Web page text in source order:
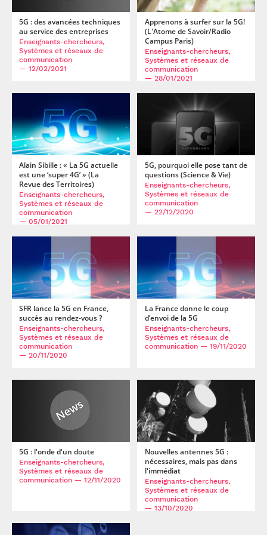
, Oct 2014, Rome, Italy. ⟨hal-02287191⟩
Zeinab Mhanna, Alain Sibille. Monostatic Vs. Bistatic
Backscattering gain for UWB RFID Real Time Location
Systems Z.Mhanna.COST IC1004, Sep 2014, Krakow,
Poland.⟨hal-01188065⟩
Alain Sibille. Statistical modeling of antennas in the context
Alain Sibille. Analysis of Alice-Bob-Eve scenarios for secret
key generation from random channels.URSI-GASS 2014
Aug 2014, Beijing, China.⟨hal-02288412⟩
A. Hadjem, Nadège Varsier, Emmanuelle Conil, A. Krayni,
Joe Wiart, et al.. Characterization of far-field and near-field
exposure of the population for RF-EMF in realistic
configurations of ICT usages.
BioEM, Jun 2014, Cape Town,
South Africa.⟨hal-02288419⟩
Christophe Roblin, Alain Sibille. Measurement of a Body-
Netherlands. ⟨hal-02412472⟩
Taghrid Mazloum, Francesco Mani, Alain Sibille. A Disc of
Scatterers Based Radio Channel Model for Secure Key
Generation.EUCAP, Apr 2014, La Haye, Netherlands.⟨hal-
02286960⟩
Xin Zeng, Francesco Mani, Alain Sibille. Ray-Based
Propagation Simulations for Probability of Missed
Detection in Cognitive Radio Scenario.Journées
Alain Sibille. Reader Antenna Beam Width Optimization
under Multiple Channel Effects in a UWB-RFID System.
PIERS 2013 , Aug 2013, Stockholm, Sweden. pp.569-570.
⟨hal-02286770⟩
Alain Sibille. The Backscattering Channel in an UWB RFID
System of Tags and Readers.
EUWIN 2013, Jul 2013,
Bologna, Italy.⟨hal-02412020⟩
Zeinab Mhanna, Alain Sibille, Richard Contreras,
Christophe Roblin. Statistical characterization of Channel
polarization for RFID backscattering channels.
Apr 2013, Gothenburg, Sweden.
5G : des avancées techniques
au service des entreprises
Enseignants-chercheurs,
Systèmes et réseaux de
communication
— 12/02/2021
Apprenons à surfer sur la 5G!
(L'Atome de Savoir/Radio
Campus Paris)
Enseignants-chercheurs,
Systèmes et réseaux de
communication
— 28/01/2021
Alain Sibille : « La 5G actuelle
est une ‘super 4G’ » (La
Revue des Territoires)
Enseignants-chercheurs,
Systèmes et réseaux de
communication
— 05/01/2021
5G, pourquoi elle pose tant de
questions (Science & Vie)
Enseignants-chercheurs,
Systèmes et réseaux de
communication
— 22/12/2020
SFR lance la 5G en France,
succès au rendez-vous ?
Enseignants-chercheurs,
Systèmes et réseaux de
communication
— 20/11/2020
La France donne le coup
d’envoi de la 5G
Enseignants-chercheurs,
Systèmes et réseaux de
communication— 19/11/2020
5G : l'onde d'un doute
Enseignants-chercheurs,
Systèmes et réseaux de
communication — 12/11/2020
Nouvelles antennes 5G :
nécessaires, mais pas dans
l'immédiat
Enseignants-chercheurs,
Systèmes et réseaux de
communication
— 13/10/2020